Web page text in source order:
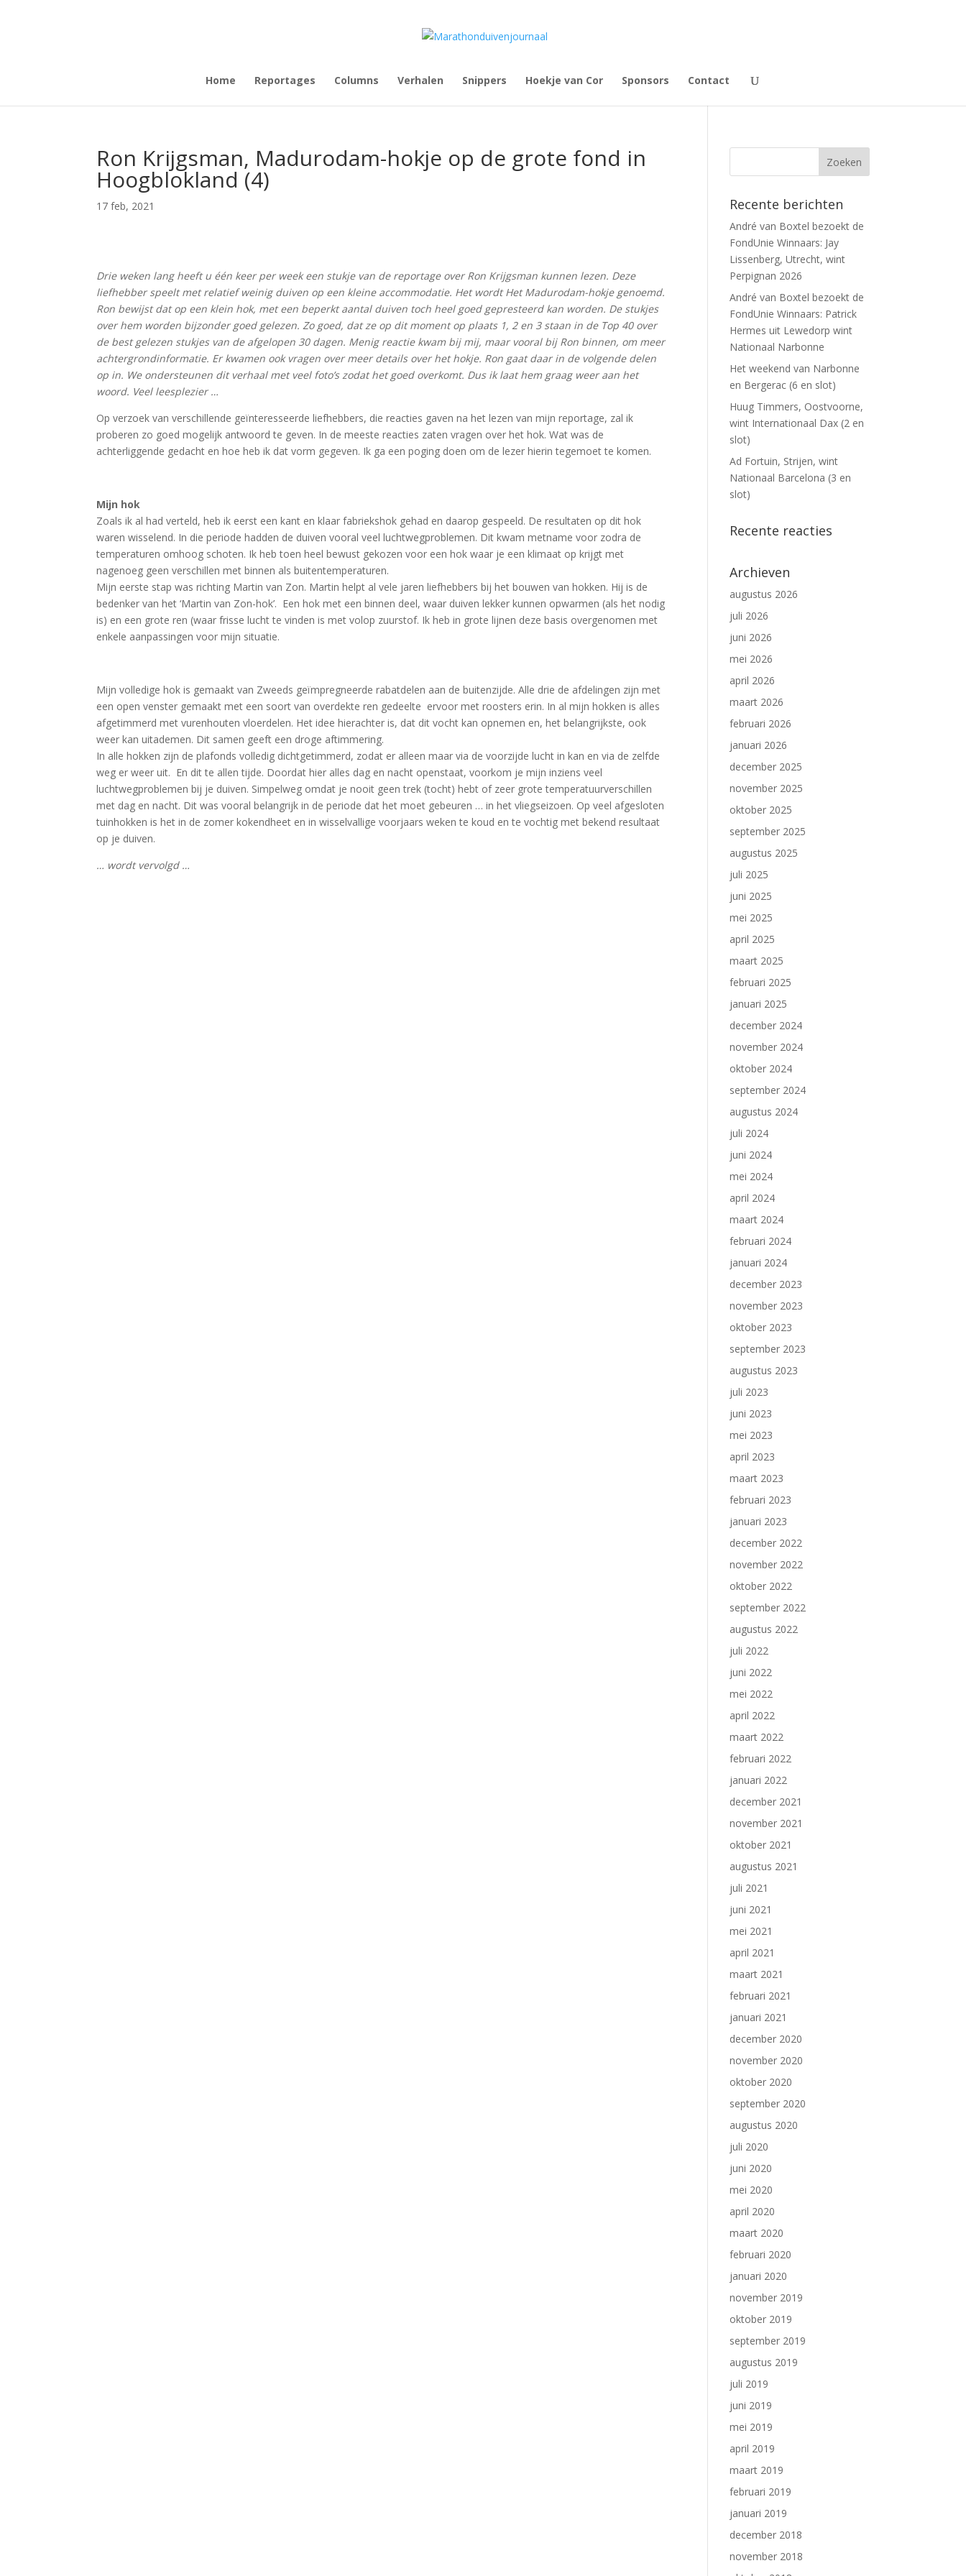
Home Reportages Columns Verhalen Snippers Hoekje van Cor Sponsors Contact
Ron Krijgsman, Madurodam-hokje op de grote fond in
Hoogblokland (4)
17 feb, 2021
Drie weken lang heeft u één keer per week een stukje van de reportage over Ron Krijgsman kunnen lezen. Deze
liefhebber speelt met relatief weinig duiven op een kleine accommodatie. Het wordt Het Madurodam-hokje genoemd.
Ron bewijst dat op een klein hok, met een beperkt aantal duiven toch heel goed gepresteerd kan worden. De stukjes
over hem worden bijzonder goed gelezen. Zo goed, dat ze op dit moment op plaats 1, 2 en 3 staan in de Top 40 over
de best gelezen stukjes van de afgelopen 30 dagen. Menig reactie kwam bij mij, maar vooral bij Ron binnen, om meer
achtergrondinformatie. Er kwamen ook vragen over meer details over het hokje. Ron gaat daar in de volgende delen
op in. We ondersteunen dit verhaal met veel foto’s zodat het goed overkomt. Dus ik laat hem graag weer aan het
woord. Veel leesplezier …
Op verzoek van verschillende geïnteresseerde liefhebbers, die reacties gaven na het lezen van mijn reportage, zal ik
proberen zo goed mogelijk antwoord te geven. In de meeste reacties zaten vragen over het hok. Wat was de
achterliggende gedacht en hoe heb ik dat vorm gegeven. Ik ga een poging doen om de lezer hierin tegemoet te komen.
Mijn hok
Zoals ik al had verteld, heb ik eerst een kant en klaar fabriekshok gehad en daarop gespeeld. De resultaten op dit hok
waren wisselend. In die periode hadden de duiven vooral veel luchtwegproblemen. Dit kwam metname voor zodra de
temperaturen omhoog schoten. Ik heb toen heel bewust gekozen voor een hok waar je een klimaat op krijgt met
nagenoeg geen verschillen met binnen als buitentemperaturen.
Mijn eerste stap was richting Martin van Zon. Martin helpt al vele jaren liefhebbers bij het bouwen van hokken. Hij is de
bedenker van het ‘Martin van Zon-hok’. Een hok met een binnen deel, waar duiven lekker kunnen opwarmen (als het nodig
is) en een grote ren (waar frisse lucht te vinden is met volop zuurstof. Ik heb in grote lijnen deze basis overgenomen met
enkele aanpassingen voor mijn situatie.
Mijn volledige hok is gemaakt van Zweeds geïmpregneerde rabatdelen aan de buitenzijde. Alle drie de afdelingen zijn met
een open venster gemaakt met een soort van overdekte ren gedeelte ervoor met roosters erin. In al mijn hokken is alles
afgetimmerd met vurenhouten vloerdelen. Het idee hierachter is, dat dit vocht kan opnemen en, het belangrijkste, ook
weer kan uitademen. Dit samen geeft een droge aftimmering.
In alle hokken zijn de plafonds volledig dichtgetimmerd, zodat er alleen maar via de voorzijde lucht in kan en via de zelfde
weg er weer uit. En dit te allen tijde. Doordat hier alles dag en nacht openstaat, voorkom je mijn inziens veel
luchtwegproblemen bij je duiven. Simpelweg omdat je nooit geen trek (tocht) hebt of zeer grote temperatuurverschillen
met dag en nacht. Dit was vooral belangrijk in de periode dat het moet gebeuren … in het vliegseizoen. Op veel afgesloten
tuinhokken is het in de zomer kokendheet en in wisselvallige voorjaars weken te koud en te vochtig met bekend resultaat
op je duiven.
… wordt vervolgd …
Recente berichten
André van Boxtel bezoekt de
FondUnie Winnaars: Jay
Lissenberg, Utrecht, wint
Perpignan 2026
André van Boxtel bezoekt de
FondUnie Winnaars: Patrick
Hermes uit Lewedorp wint
Nationaal Narbonne
Het weekend van Narbonne
en Bergerac (6 en slot)
Huug Timmers, Oostvoorne,
wint Internationaal Dax (2 en
slot)
Ad Fortuin, Strijen, wint
Nationaal Barcelona (3 en
slot)
Recente reacties
Archieven
augustus 2026
juli 2026
juni 2026
mei 2026
april 2026
maart 2026
februari 2026
januari 2026
december 2025
november 2025
oktober 2025
september 2025
augustus 2025
juli 2025
juni 2025
mei 2025
april 2025
maart 2025
februari 2025
januari 2025
december 2024
november 2024
oktober 2024
september 2024
augustus 2024
juli 2024
juni 2024
mei 2024
april 2024
maart 2024
februari 2024
januari 2024
december 2023
november 2023
oktober 2023
september 2023
augustus 2023
juli 2023
juni 2023
mei 2023
april 2023
maart 2023
februari 2023
januari 2023
december 2022
november 2022
oktober 2022
september 2022
augustus 2022
juli 2022
juni 2022
mei 2022
april 2022
maart 2022
februari 2022
januari 2022
december 2021
november 2021
oktober 2021
augustus 2021
juli 2021
juni 2021
mei 2021
april 2021
maart 2021
februari 2021
januari 2021
december 2020
november 2020
oktober 2020
september 2020
augustus 2020
juli 2020
juni 2020
mei 2020
april 2020
maart 2020
februari 2020
januari 2020
november 2019
oktober 2019
september 2019
augustus 2019
juli 2019
juni 2019
mei 2019
april 2019
maart 2019
februari 2019
januari 2019
december 2018
november 2018